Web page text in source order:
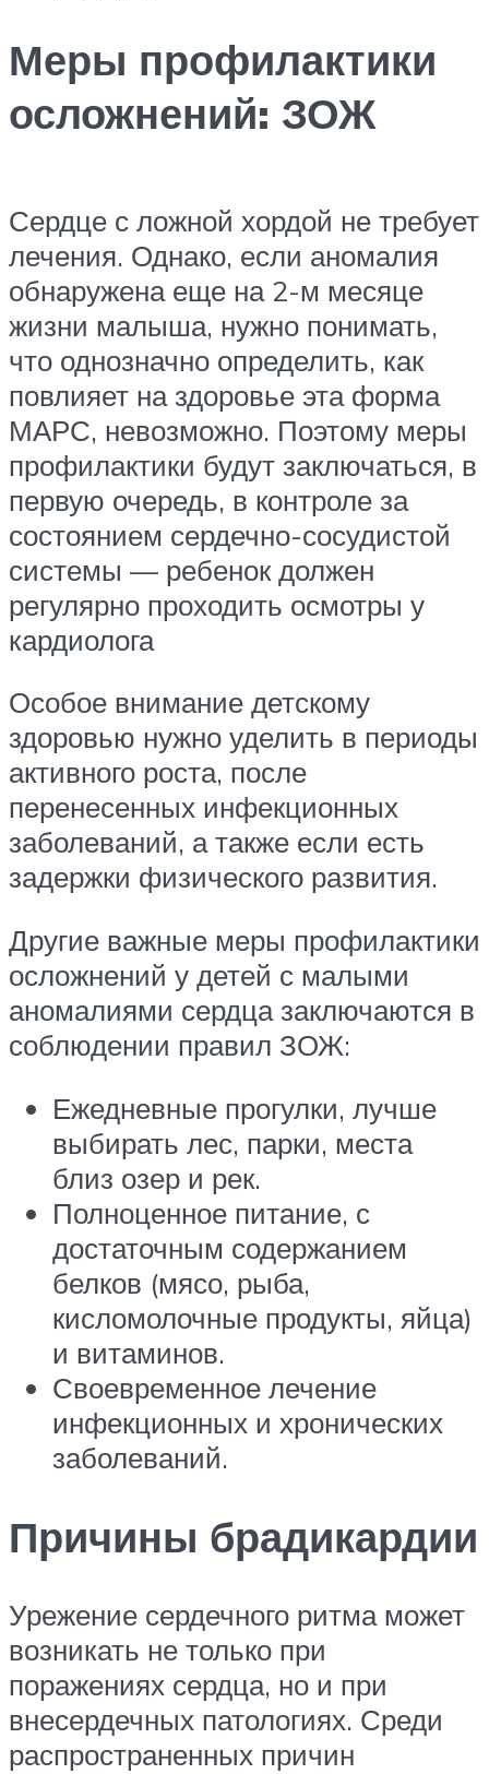
Меры профилактики
осложнений: ЗОЖ
Сердце с ложной хордой не требует
лечения. Однако, если аномалия
обнаружена еще на 2-м месяце
жизни малыша, нужно понимать,
что однозначно определить, как
повлияет на здоровье эта форма
МАРС, невозможно. Поэтому меры
профилактики будут заключаться, в
первую очередь, в контроле за
состоянием сердечно-сосудистой
системы — ребенок должен
регулярно проходить осмотры у
кардиолога
Особое внимание детскому
здоровью нужно уделить в периоды
активного роста, после
перенесенных инфекционных
заболеваний, а также если есть
задержки физического развития.
Другие важные меры профилактики
осложнений у детей с малыми
аномалиями сердца заключаются в
соблюдении правил ЗОЖ:
Ежедневные прогулки, лучше
выбирать лес, парки, места
близ озер и рек.
Полноценное питание, с
достаточным содержанием
белков (мясо, рыба,
кисломолочные продукты, яйца)
и витаминов.
Своевременное лечение
инфекционных и хронических
заболеваний.
Причины брадикардии
Урежение сердечного ритма может
возникать не только при
поражениях сердца, но и при
внесердечных патологиях. Среди
распространенных причин